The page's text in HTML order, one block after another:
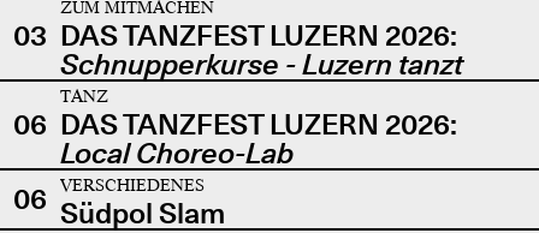
03
ZUM MITMACHEN
DAS TANZFEST LUZERN 2026:
Schnupperkurse - Luzern tanzt
06
TANZ
DAS TANZFEST LUZERN 2026:
Local Choreo-Lab
06
VERSCHIEDENES
Südpol Slam